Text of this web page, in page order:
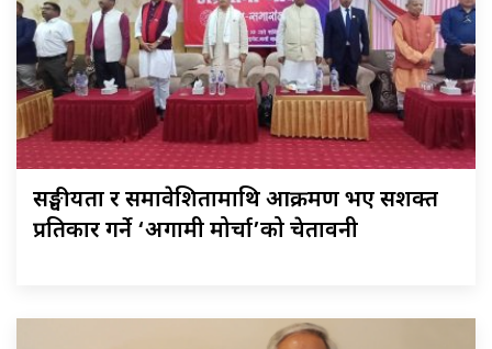
सङ्घीयता र समावेशितामाथि आक्रमण भए सशक्त
प्रतिकार गर्ने ‘अग्रगामी मोर्चा’को चेतावनी